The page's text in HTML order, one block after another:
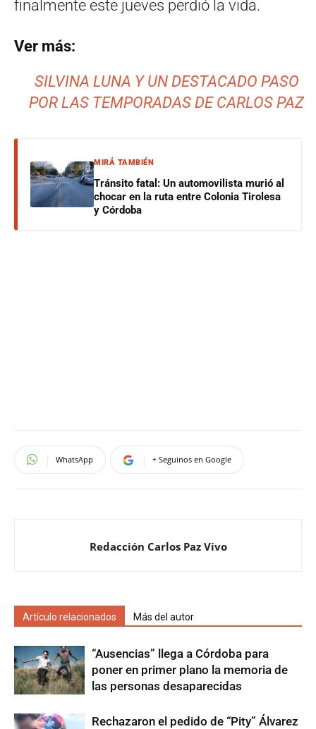
finalmente este jueves perdió la vida.
Ver más:
SILVINA LUNA Y UN DESTACADO PASO
POR LAS TEMPORADAS DE CARLOS PAZ
MIRÁ TAMBIÉN
Tránsito fatal: Un automovilista murió al
chocar en la ruta entre Colonia Tirolesa
y Córdoba
WhatsApp + Seguinos en Google
Redacción Carlos Paz Vivo
Artículo relacionados Más del autor
“Ausencias” llega a Córdoba para
poner en primer plano la memoria de
las personas desaparecidas
Rechazaron el pedido de “Pity” Álvarez